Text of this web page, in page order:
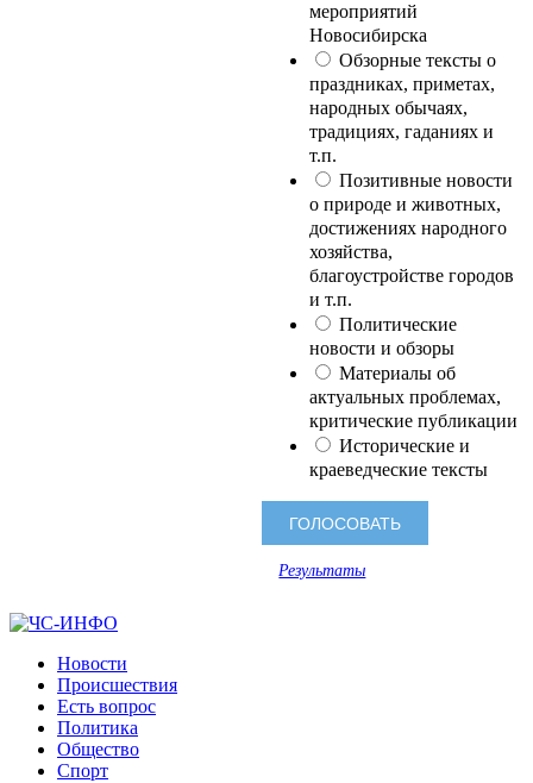
мероприятий
Новосибирска
Обзорные тексты о
праздниках, приметах,
народных обычаях,
традициях, гаданиях и
т.п.
Позитивные новости
о природе и животных,
достижениях народного
хозяйства,
благоустройстве городов
и т.п.
Политические
новости и обзоры
Материалы об
актуальных проблемах,
критические публикации
Исторические и
краеведческие тексты
Результаты
Новости
Происшествия
Есть вопрос
Политика
Общество
Спорт